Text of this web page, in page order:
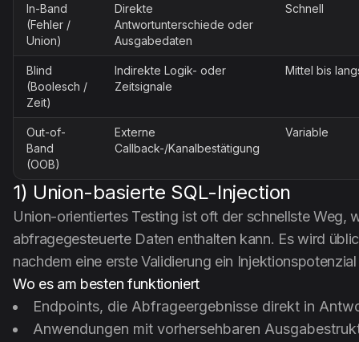
In-Band
(Fehler /
Union)
Direkte
Antwortunterschiede oder
Ausgabedaten
Schnell
Blind
(Boolesch /
Zeit)
Indirekte Logik- oder
Zeitsignale
Mittel bis
Out-of-
Band
(OOB)
Externe
Callback-/Kanalbestätigung
Variable
1) Union-basierte SQL-Injection
Union-orientiertes Testing ist oft der schnellste Weg,
abfragegesteuerte Daten enthalten kann. Es wird
nachdem eine erste Validierung ein
Wo es am besten funktioniert
Endpoints, die Abfrageergebnisse direkt in
Anwendungen mit vorhersehbaren